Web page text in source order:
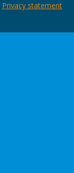
Privacy statement